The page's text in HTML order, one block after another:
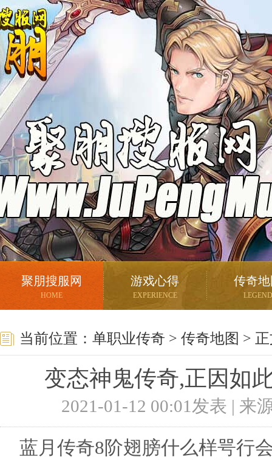
聚朋搜服网
HOME
游戏心得
EXPERIENCE
传奇
LEGEND
当前位置： 单职业传奇 > 传奇地图 >
变态神鬼传奇,正因如
2021-01-12 00:01发表 | 来
蓝月传奇8阶翅膀什么样咢行